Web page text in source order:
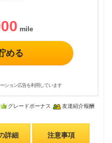
める
ション広告を利用しています
グレードボーナス 友達紹介報酬
詳細 注意事項